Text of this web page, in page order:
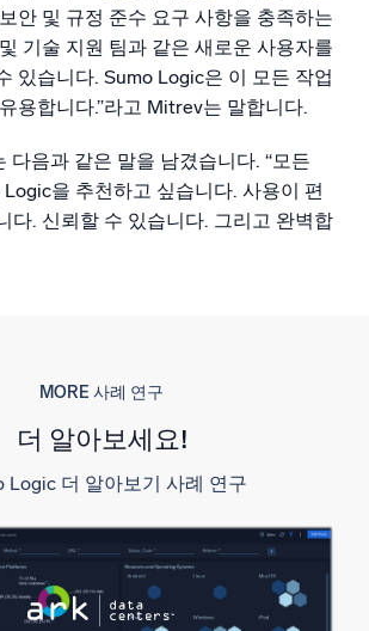
안 및 규정 준수 요구 사항을 충족하는
기술 지원 팀과 같은 새로운 사용자를
있습니다. Sumo Logic은 이 모든 작업
용합니다.”라고 Mitrev는 말합니다.
다음과 같은 말을 남겼습니다. “모든
을 추천하고 싶습니다. 사용이 편
다. 신뢰할 수 있습니다. 그리고 완벽합
MORE 사례 연구
더 알아보세요!
Logic 더 알아보기 사례 연구